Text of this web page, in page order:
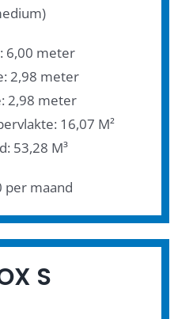
6,00 meter
2,98 meter
2,98 meter
16,07 M²
53,28 M³
per maand
S